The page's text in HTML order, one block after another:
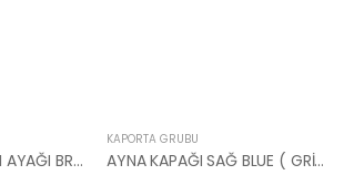
TAMPON BAĞLANTI AYAĞI BRAKETİ İ30 2012- SAĞ 86514-A6000-YS
KAPORTA GRUBU
AYNA KAPAĞI SAĞ BLUE ( GRİ ) 87626-1R010AZBF-HMC